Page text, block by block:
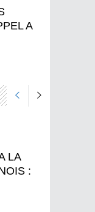
A
LA
: